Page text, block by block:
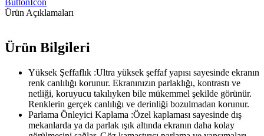
Ürün Açıklamaları
Ürün Bilgileri
Yüksek Şeffaflık :Ultra yüksek şeffaf yapısı sayesinde ekranın
renk canlılığı korunur. Ekranınızın parlaklığı, kontrastı ve
netliği, koruyucu takılıyken bile mükemmel şekilde görünür.
Renklerin gerçek canlılığı ve derinliği bozulmadan korunur.
Parlama Önleyici Kaplama :Özel kaplaması sayesinde dış
mekanlarda ya da parlak ışık altında ekranın daha kolay